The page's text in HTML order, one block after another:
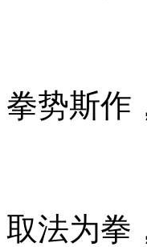
斯作
为拳